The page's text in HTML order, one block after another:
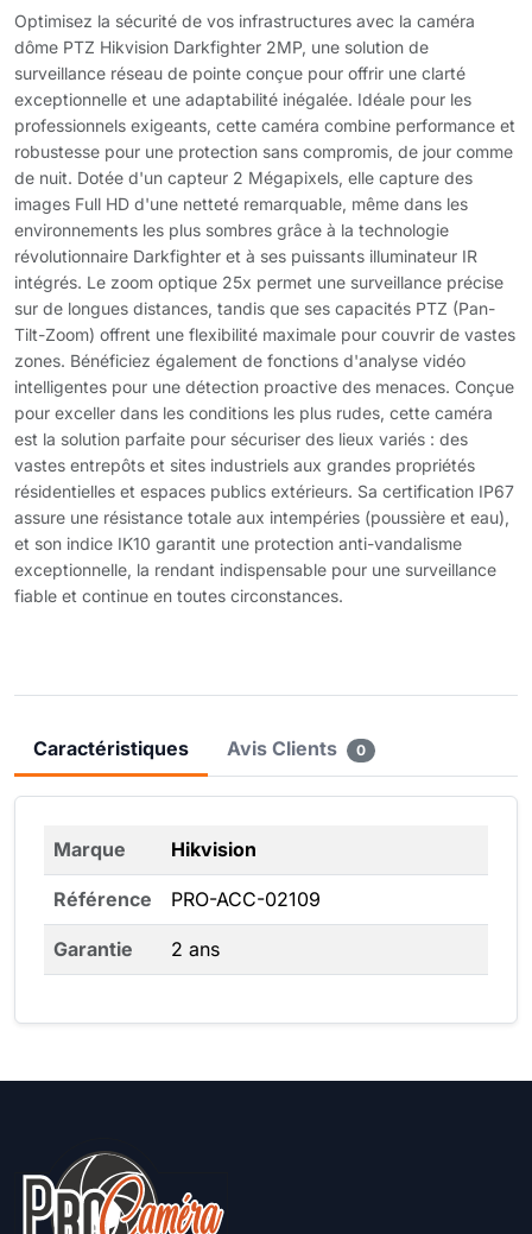
Optimisez la sécurité de vos infrastructures avec la caméra
dôme PTZ Hikvision Darkfighter 2MP, une solution de
surveillance réseau de pointe conçue pour offrir une clarté
exceptionnelle et une adaptabilité inégalée. Idéale pour les
professionnels exigeants, cette caméra combine performance et
robustesse pour une protection sans compromis, de jour comme
de nuit. Dotée d'un capteur 2 Mégapixels, elle capture des
images Full HD d'une netteté remarquable, même dans les
environnements les plus sombres grâce à la technologie
révolutionnaire Darkfighter et à ses puissants illuminateur IR
intégrés. Le zoom optique 25x permet une surveillance précise
sur de longues distances, tandis que ses capacités PTZ (Pan-
Tilt-Zoom) offrent une flexibilité maximale pour couvrir de vastes
zones. Bénéficiez également de fonctions d'analyse vidéo
intelligentes pour une détection proactive des menaces. Conçue
pour exceller dans les conditions les plus rudes, cette caméra
est la solution parfaite pour sécuriser des lieux variés : des
vastes entrepôts et sites industriels aux grandes propriétés
résidentielles et espaces publics extérieurs. Sa certification IP67
assure une résistance totale aux intempéries (poussière et eau),
et son indice IK10 garantit une protection anti-vandalisme
exceptionnelle, la rendant indispensable pour une surveillance
fiable et continue en toutes circonstances.
Caractéristiques Avis Clients 0
Marque Hikvision
Référence PRO-ACC-02109
Garantie 2 ans